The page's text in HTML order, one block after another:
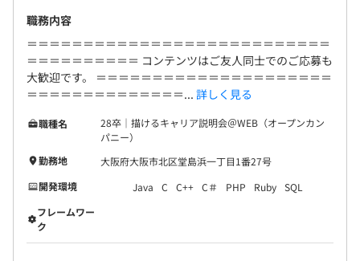
職務内容
＝＝＝＝＝＝＝＝＝＝＝＝＝＝＝＝＝＝＝＝＝＝＝＝＝＝＝
＝＝＝＝＝＝＝＝＝＝ コンテンツはご友人同士でのご応募も
大歓迎です。 ＝＝＝＝＝＝＝＝＝＝＝＝＝＝＝＝＝＝＝＝＝
＝＝＝＝＝＝＝＝＝＝＝＝＝＝... 詳しく見る
職種名
28卒｜描けるキャリア説明会＠WEB（オープンカン
パニー）
勤務地
大阪府大阪市北区堂島浜一丁目1番27号
開発環境
Java C C++ C＃ PHP Ruby SQL
フレームワー
ク